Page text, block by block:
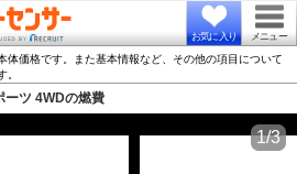
お気に入り メニュー
体価格です。また基本情報など、その他の項目について
。
ーツ 4WDの燃費
1/3